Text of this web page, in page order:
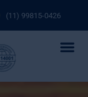
(11) 99815-0426